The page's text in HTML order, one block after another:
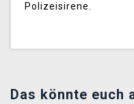
Polizeisirene.
Das könnte euch